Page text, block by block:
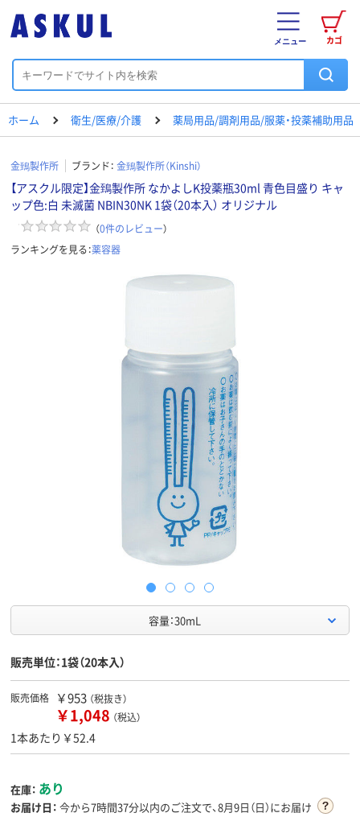
カゴ
メニュー
ホーム 衛生/医療/介護 薬局用品/調剤用品/服薬・投薬補助用品
金鵄製作所 ブランド： 金鵄製作所（Kinshi）
【アスクル限定】金鵄製作所 なかよしK投薬瓶30ml 青色目盛り キャ
ップ色:白 未滅菌 NBIN30NK 1袋（20本入） オリジナル
（0件のレビュー）
ランキングを見る：薬容器
容量：30mL
販売単位：1袋（20本入）
販売価格 ￥953 （税抜き）
￥1,048 （税込）
1本あたり￥52.4
在庫： あり
お届け日： 今から7時間37分以内のご注文で、8月9日（日）にお届け